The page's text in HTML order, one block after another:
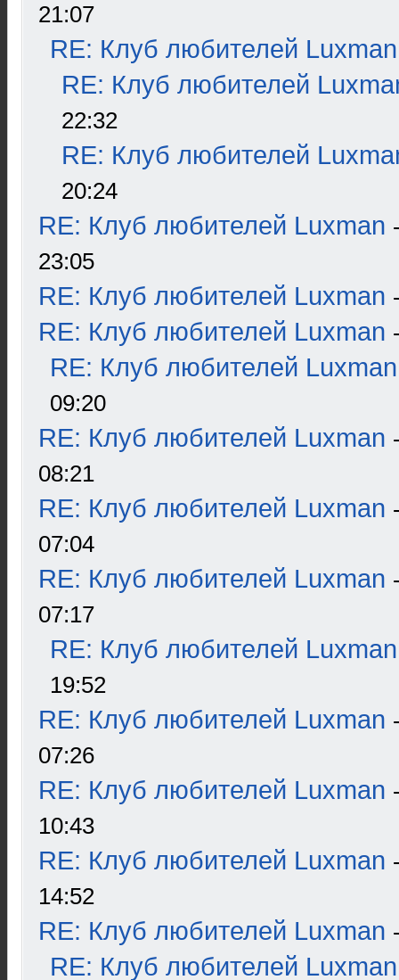
21:07
RE: Клуб любителей Luxman
RE: Клуб любителей
22:32
RE: Клуб любителей
20:24
RE: Клуб любителей Luxman
23:05
RE: Клуб любителей Luxman
RE: Клуб любителей Luxman
RE: Клуб любителей Luxman
09:20
RE: Клуб любителей Luxman
08:21
RE: Клуб любителей Luxman
07:04
RE: Клуб любителей Luxman
07:17
RE: Клуб любителей Luxman
19:52
RE: Клуб любителей Luxman
07:26
RE: Клуб любителей Luxman
10:43
RE: Клуб любителей Luxman
14:52
RE: Клуб любителей Luxman
RE: Клуб любителей Luxman